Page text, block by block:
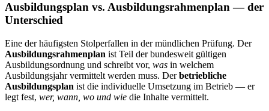
Ausbildungsplan vs. Ausbildungsrahmenplan — der
Unterschied
Eine der häufigsten Stolperfallen in der mündlichen Prüfung. Der
Ausbildungsrahmenplan ist Teil der bundesweit gültigen
Ausbildungsordnung und schreibt vor, was in welchem
Ausbildungsjahr vermittelt werden muss. Derbetriebliche
Ausbildungsplan ist die individuelle Umsetzung im Betrieb — er
legt fest, wer, wann, wo und wie die Inhalte vermittelt.